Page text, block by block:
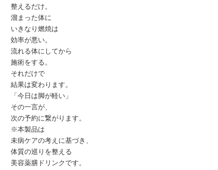
整えるだけ。
溜まった体に
いきなり燃焼は
効率が悪い。
流れる体にしてから
施術をする。
それだけで
結果は変わります。
「今日は脚が軽い」
その一言が、
次の予約に繋がります。
※本製品は
未病ケアの考えに基づき、
体質の巡りを整える
美容薬膳ドリンクです。